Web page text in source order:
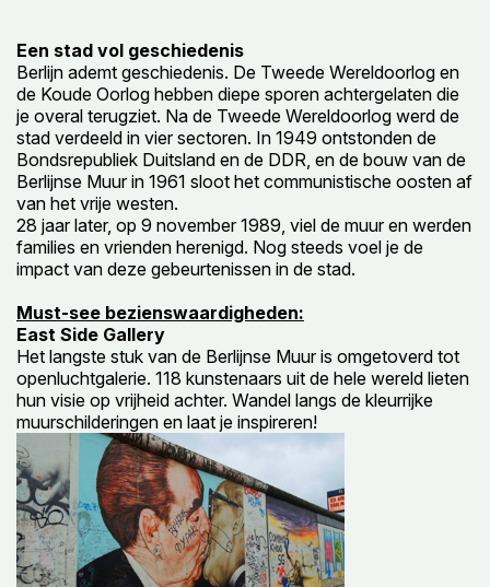
Een stad vol geschiedenis
Berlijn ademt geschiedenis. De Tweede Wereldoorlog en
de Koude Oorlog hebben diepe sporen achtergelaten die
je overal terugziet. Na de Tweede Wereldoorlog werd de
stad verdeeld in vier sectoren. In 1949 ontstonden de
Bondsrepubliek Duitsland en de DDR, en de bouw van de
Berlijnse Muur in 1961 sloot het communistische oosten af
van het vrije westen.
28 jaar later, op 9 november 1989, viel de muur en werden
families en vrienden herenigd. Nog steeds voel je de
impact van deze gebeurtenissen in de stad.
Must-see bezienswaardigheden:
East Side Gallery
Het langste stuk van de Berlijnse Muur is omgetoverd tot
openluchtgalerie. 118 kunstenaars uit de hele wereld lieten
hun visie op vrijheid achter. Wandel langs de kleurrijke
muurschilderingen en laat je inspireren!